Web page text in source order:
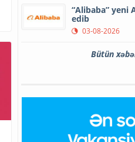
“Alibaba” yeni
edib
03-08-2026
Bütün